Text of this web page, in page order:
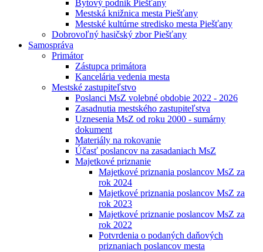
Bytový podnik Piešťany
Mestská knižnica mesta Piešťany
Mestské kultúrne stredisko mesta Piešťany
Dobrovoľný hasičský zbor Piešťany
Samospráva
Primátor
Zástupca primátora
Kancelária vedenia mesta
Mestské zastupiteľstvo
Poslanci MsZ volebné obdobie 2022 - 2026
Zasadnutia mestského zastupiteľstva
Uznesenia MsZ od roku 2000 - sumárny
dokument
Materiály na rokovanie
Účasť poslancov na zasadaniach MsZ
Majetkové priznanie
Majetkové priznania poslancov MsZ za
rok 2024
Majetkové priznania poslancov MsZ za
rok 2023
Majetkové priznanie poslancov MsZ za
rok 2022
Potvrdenia o podaných daňových
priznaniach poslancov mesta